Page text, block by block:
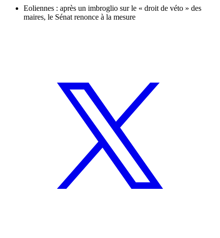
Eoliennes : après un imbroglio sur le « droit de véto » des
maires, le Sénat renonce à la mesure